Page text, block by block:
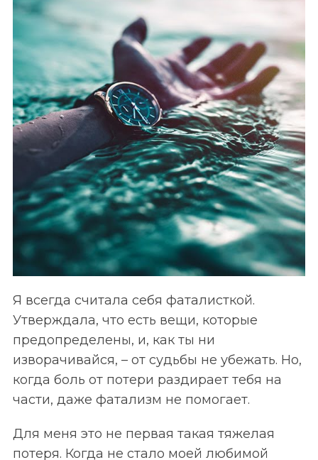
Я всегда считала себя фаталисткой.
Утверждала, что есть вещи, которые
предопределены, и, как ты ни
изворачивайся, – от судьбы не убежать. Но,
когда боль от потери раздирает тебя на
части, даже фатализм не помогает.
Для меня это не первая такая тяжелая
потеря. Когда не стало моей любимой